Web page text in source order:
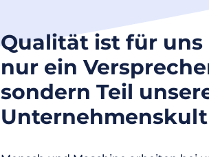
Qualität ist für
nur ein
sondern Teil